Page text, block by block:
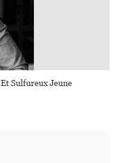
Sulfureux Jeune